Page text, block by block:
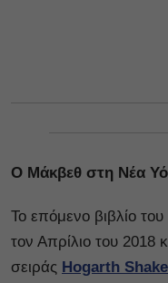
Ο Μάκβεθ στη Νέα
Το επόμενο βιβλίο
τον Απρίλιο του 2018
σειράς Hogarth